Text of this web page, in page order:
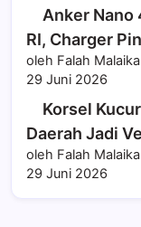
Anker Nano
RI, Charger
oleh Falah
29 Juni 2026
Korsel
Daerah Jadi
oleh Falah
29 Juni 2026